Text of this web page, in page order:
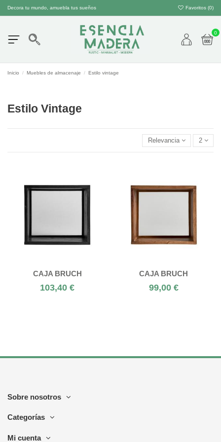
Decora tu mundo, amuebla tus sueños Favoritos (0)
0
Inicio Muebles de almacenaje Estilo vintage
Estilo Vintage
Relevancia 2
CAJA BRUCH
103,40 €
CAJA BRUCH
99,00 €
Sobre nosotros
Categorías
Mi cuenta